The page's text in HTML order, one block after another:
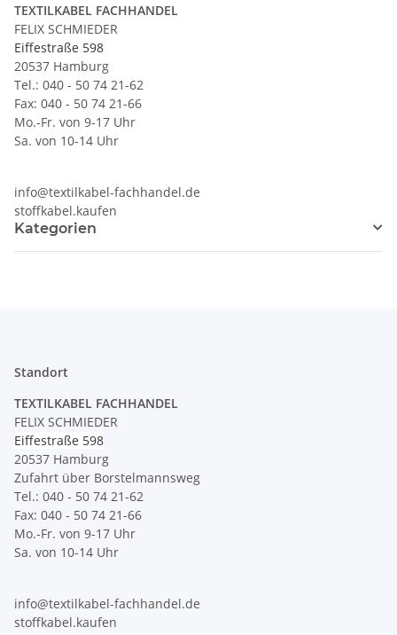
TEXTILKABEL FACHHANDEL
FELIX SCHMIEDER
Eiffestraße 598
20537 Hamburg
Tel.: 040 - 50 74 21-62
Fax: 040 - 50 74 21-66
Mo.-Fr. von 9-17 Uhr
Sa. von 10-14 Uhr
info@textilkabel-fachhandel.de
stoffkabel.kaufen
Kategorien
Standort
TEXTILKABEL FACHHANDEL
FELIX SCHMIEDER
Eiffestraße 598
20537 Hamburg
Zufahrt über Borstelmannsweg
Tel.: 040 - 50 74 21-62
Fax: 040 - 50 74 21-66
Mo.-Fr. von 9-17 Uhr
Sa. von 10-14 Uhr
info@textilkabel-fachhandel.de
stoffkabel.kaufen